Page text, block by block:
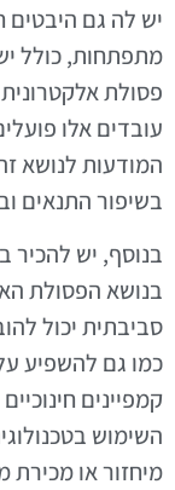
יש לה גם היבטים
מתפתחות, כולל
פסולת
עובדים אלו
המודעות לנושא
בשיפור התנאים
בנוסף, יש להכיר
בנושא הפסולת
סביבתית יכול
כמו גם להשפיע
קמפיינים
השימוש
מיחזור או מכירת